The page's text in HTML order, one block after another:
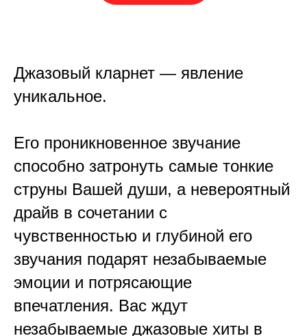
Джазовый кларнет — явление
уникальное.
Его проникновенное звучание
способно затронуть самые тонкие
струны Вашей души, а невероятный
драйв в сочетании с
чувственностью и глубиной его
звучания подарят незабываемые
эмоции и потрясающие
впечатления. Вас ждут
незабываемые джазовые хиты в